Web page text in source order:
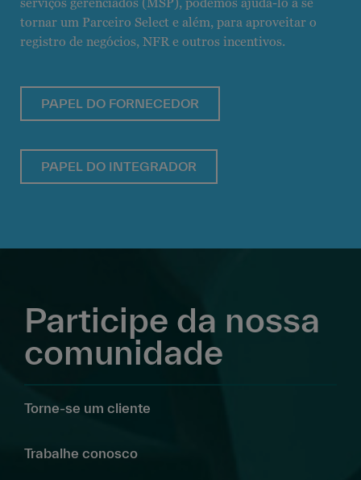
tornar um Parceiro Select e além, para aproveitar o
registro de negócios, NFR e outros incentivos.
PAPEL DO FORNECEDOR
PAPEL DO INTEGRADOR
Participe da nossa
comunidade
Torne-se um cliente
Trabalhe conosco